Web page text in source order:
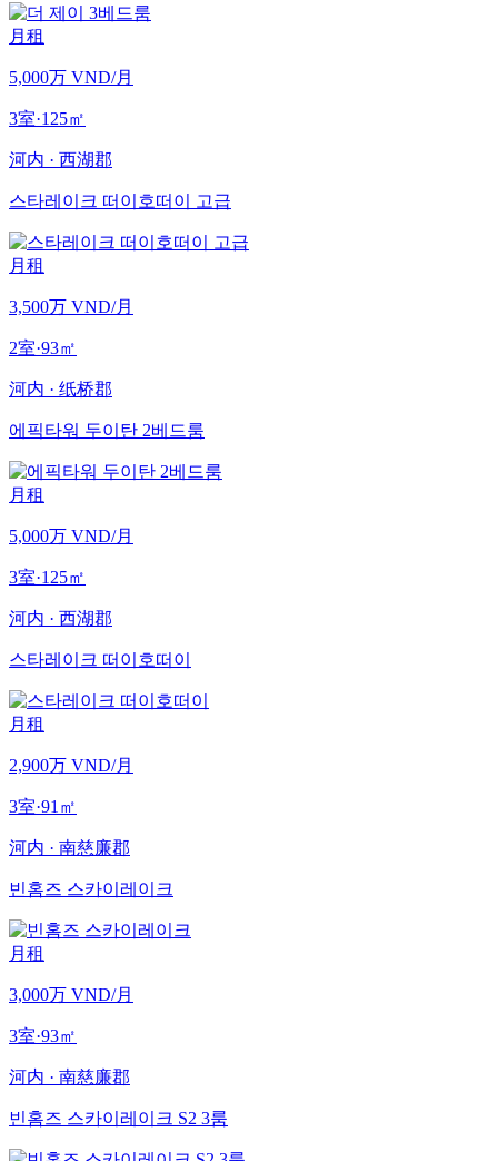
月租
5,000万 VND/月
3室·125㎡
河内 · 西湖郡
스타레이크 떠이호떠이 고급
月租
3,500万 VND/月
2室·93㎡
河内 · 纸桥郡
에픽타워 두이탄 2베드룸
月租
5,000万 VND/月
3室·125㎡
河内 · 西湖郡
스타레이크 떠이호떠이
月租
2,900万 VND/月
3室·91㎡
河内 · 南慈廉郡
빈홈즈 스카이레이크
月租
3,000万 VND/月
3室·93㎡
河内 · 南慈廉郡
빈홈즈 스카이레이크 S2 3룸